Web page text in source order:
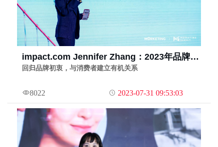
impact.com Jennifer Zhang：2023年品牌要
超越广告、找准购买路径、共建消费信任圈
回归品牌初衷，与消费者建立有机关系
8022 2023-07-31 09:53:03